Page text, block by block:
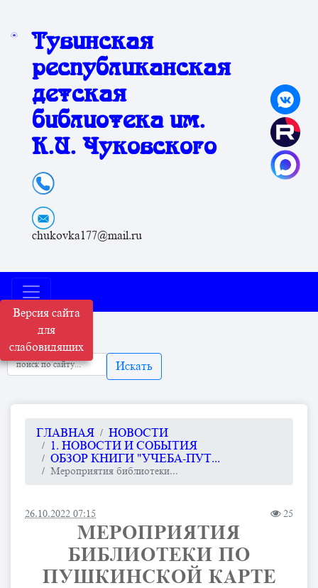
Версия сайта
для
слабовидящих
Тувинская
республиканская
детская
библиотека им.
К.И. Чуковского
chukovka177@mail.ru
Искать
ГЛАВНАЯ
НОВОСТИ
1. НОВОСТИ И СОБЫТИЯ
ОБЗОР КНИГИ "УЧЕБА-ПУТ...
Мероприятия библиотеки...
26.10.2022 07:15 25
МЕРОПРИЯТИЯ
БИБЛИОТЕКИ ПО
ПУШКИНСКОЙ КАРТЕ